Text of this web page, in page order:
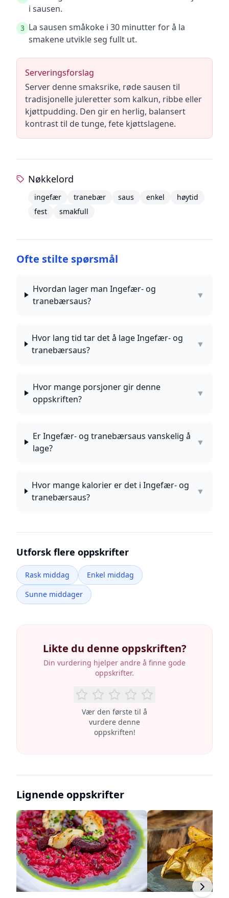
i sausen.
3 La sausen småkoke i 30 minutter for å la
smakene utvikle seg fullt ut.
Serveringsforslag
Server denne smaksrike, røde sausen til
tradisjonelle juleretter som kalkun, ribbe eller
kjøttpudding. Den gir en herlig, balansert
kontrast til de tunge, fete kjøttslagene.
Nøkkelord
ingefær tranebær saus enkel
høytid
fest
smakfull
Ofte stilte spørsmål
Hvordan lager man Ingefær- og
tranebærsaus?
▼
Hvor lang tid tar det å lage Ingefær- og
tranebærsaus?
▼
Hvor mange porsjoner gir denne
oppskriften?
▼
Er Ingefær- og tranebærsaus vanskelig å
lage?
▼
Hvor mange kalorier er det i Ingefær- og
tranebærsaus?
▼
Utforsk flere oppskrifter
Rask middag
Enkel middag
Sunne middager
Likte du denne oppskriften?
Din vurdering hjelper andre å finne gode
oppskrifter.
Vær den første til å
vurdere denne
oppskriften!
Lignende oppskrifter